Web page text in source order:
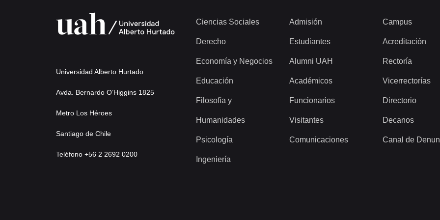
Universidad Alberto Hurtado
Avda. Bernardo O’Higgins 1825
Metro Los Héroes
Santiago de Chile
Teléfono +56 2 2692 0200
Ciencias Sociales
Derecho
Economía y Negocios
Educación
Filosofía y
Humanidades
Psicología
Ingeniería
Admisión
Estudiantes
Alumni UAH
Académicos
Funcionarios
Visitantes
Comunicaciones
Campus
Acreditación
Rectoría
Vicerrectorías
Directorio
Decanos
Canal de